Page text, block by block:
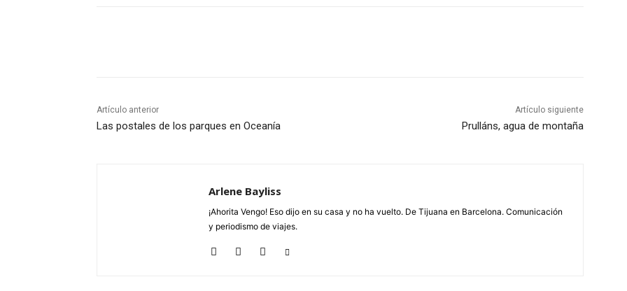
Artículo anterior
Las postales de los parques en Oceanía
Artículo siguiente
Prulláns, agua de montaña
Arlene Bayliss
¡Ahorita Vengo! Eso dijo en su casa y no ha vuelto. De Tijuana en Barcelona. Comunicación
y periodismo de viajes.